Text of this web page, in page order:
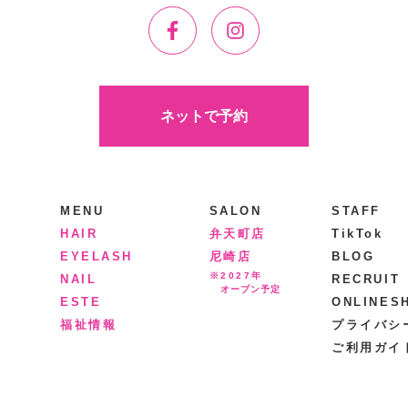
ネットで予約
MENU
HAIR
EYELASH
NAIL
ESTE
福祉情報
SALON
弁天町店
尼崎店
※2027年
オープン予定
STAFF
TikTok
BLOG
RECRUIT
プライバシ
ご利用ガイ